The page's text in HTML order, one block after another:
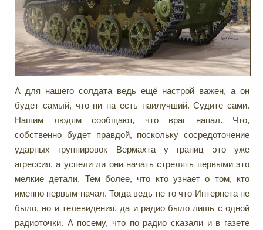
А для нашего солдата ведь ещё настрой важен, а он
будет самый, что ни на есть наилучший. Судите сами.
Нашим людям сообщают, что враг напал. Что,
собственно будет правдой, поскольку сосредоточение
ударных группировок Вермахта у границ это уже
агрессия, а успели ли они начать стрелять первыми это
мелкие детали. Тем более, что кто узнает о том, кто
именно первым начал. Тогда ведь не то что Интернета не
было, но и телевидения, да и радио было лишь с одной
радиоточки. А посему, что по радио сказали и в газете